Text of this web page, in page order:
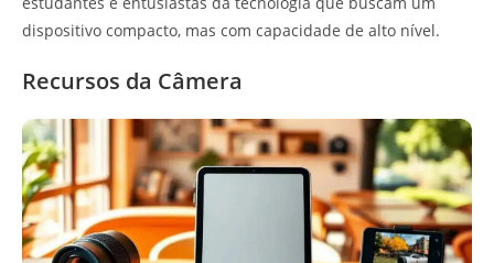
dispositivo compacto, mas com capacidade de alto nível.
Recursos da Câmera